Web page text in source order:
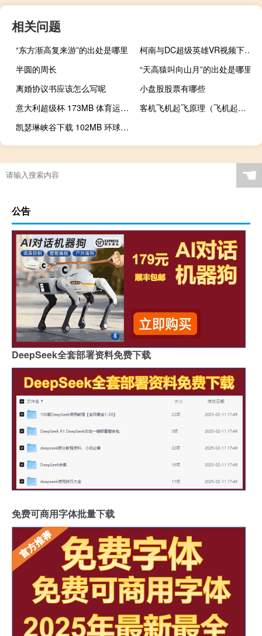
相关问题
“东方渐高复来游”的出处是哪里
柯南与DC超级英雄VR视频下载 46MB 类
半圆的周长
“天高猿叫向山月”的出处是哪里
离婚协议书应该怎么写呢
小盘股股票有哪些
意大利超级杯 173MB 体育运动类VR视频
客机飞机起飞原理（飞机起飞原理）
凯瑟琳峡谷下载 102MB 环球旅行类VR视频
☚
公告
DeepSeek全套部署资料免费下载
免费可商用字体批量下载